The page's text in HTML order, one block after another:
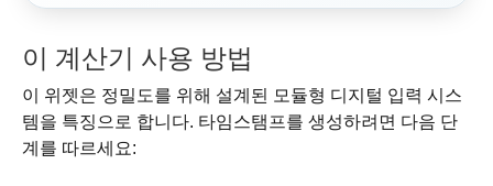
이 계산기 사용 방법
이 위젯은 정밀도를 위해 설계된 모듈형 디지털 입력 시스
템을 특징으로 합니다. 타임스탬프를 생성하려면 다음 단
계를 따르세요: